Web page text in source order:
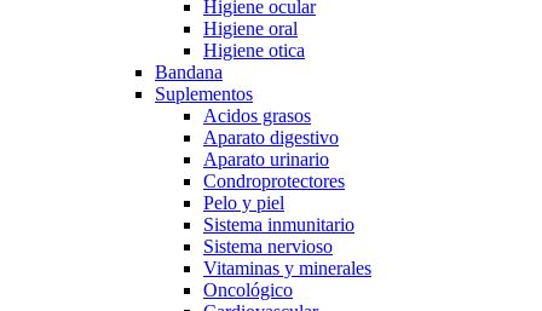
Higiene ocular
Higiene oral
Higiene otica
Bandana
Suplementos
Acidos grasos
Aparato digestivo
Aparato urinario
Condroprotectores
Pelo y piel
Sistema inmunitario
Sistema nervioso
Vitaminas y minerales
Oncológico